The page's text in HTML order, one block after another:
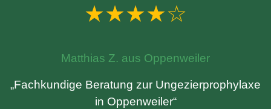
★★★★☆
Matthias Z. aus Oppenweiler
„Fachkundige Beratung zur Ungezierprophylaxe
in Oppenweiler“